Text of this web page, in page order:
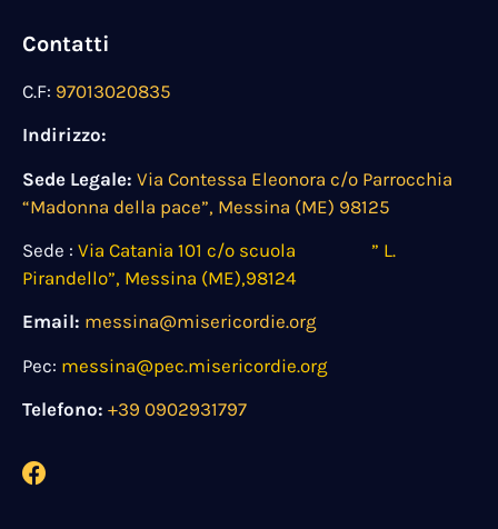
Contatti
C.F: 97013020835
Indirizzo:
Sede Legale: Via Contessa Eleonora c/o Parrocchia
“Madonna della pace”, Messina (ME) 98125
Sede : Via Catania 101 c/o scuola ” L.
Pirandello”, Messina (ME),98124
Email: messina@misericordie.org
Pec: messina@pec.misericordie.org
Telefono: +39 0902931797